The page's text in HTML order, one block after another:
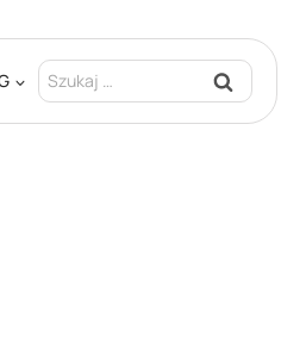
Szukaj: